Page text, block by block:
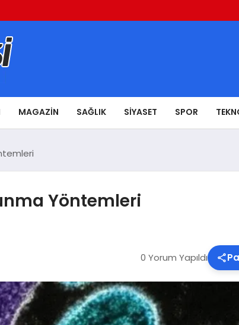
MAGAZIN SAĞLIK SIYASET SPOR
Yöntemleri
0 Yorum Yapıldı